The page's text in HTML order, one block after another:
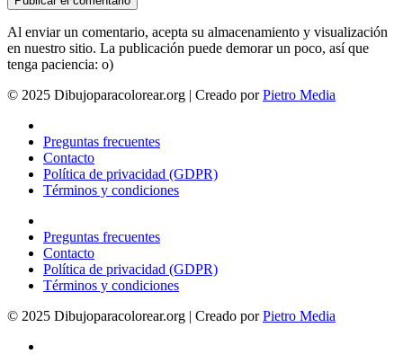
Al enviar un comentario, acepta su almacenamiento y visualización
en nuestro sitio. La publicación puede demorar un poco, así que
tenga paciencia: o)
© 2025 Dibujoparacolorear.org | Creado porPietro Media
Preguntas frecuentes
Contacto
Política de privacidad (GDPR)
Términos y condiciones
Preguntas frecuentes
Contacto
Política de privacidad (GDPR)
Términos y condiciones
© 2025 Dibujoparacolorear.org | Creado porPietro Media